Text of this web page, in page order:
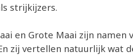
strijkijzers.
en Grote Maai zijn namen
zij vertellen natuurlijk wat